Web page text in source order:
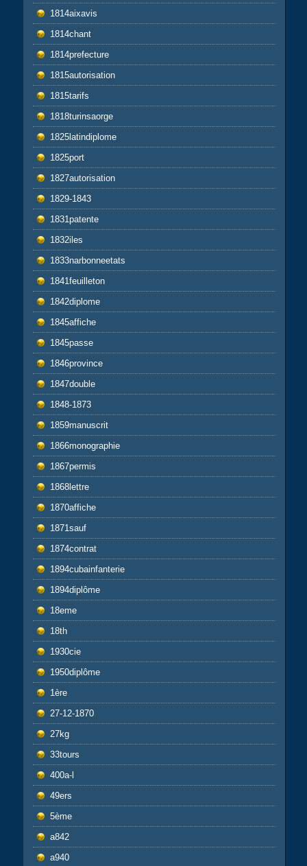
1814aixavis
1814chant
1814prefecture
1815autorisation
1815tarifs
1818turinsaorge
1825latindiplome
1825port
1827autorisation
1829-1843
1831patente
1832iles
1833narbonneetats
1841feuilleton
1842diplome
1845affiche
1845passe
1846province
1847double
1848-1873
1859manuscrit
1866monographie
1867permis
1868lettre
1870affiche
1871sauf
1874contrat
1894cubainfanterie
1894diplôme
18eme
18th
1930cie
1950diplôme
1ère
27-12-1870
27kg
33tours
400a-l
49ers
5ème
a842
a940